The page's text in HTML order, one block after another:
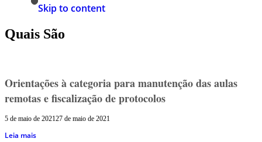
Skip to content
Quais São
Orientações à categoria para manutenção das aulas
remotas e fiscalização de protocolos
5 de maio de 202127 de maio de 2021
Leia mais